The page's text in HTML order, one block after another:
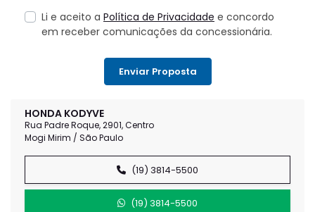
HONDA KODYVE
Rua Padre Roque, 2901, Centro
Mogi Mirim / São Paulo
(19) 3814-5500
(19) 3814-5500
Li e aceito a Política de Privacidade e concordo
em receber comunicações da concessionária.
Enviar Proposta